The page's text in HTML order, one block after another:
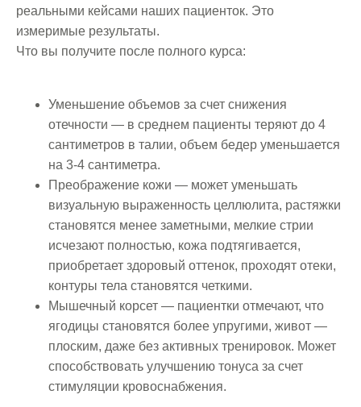
реальными кейсами наших пациенток. Это
измеримые результаты.
Что вы получите после полного курса:
Уменьшение объемов за счет снижения
отечности — в среднем пациенты теряют до 4
сантиметров в талии, объем бедер уменьшается
на 3-4 сантиметра.
Преображение кожи — может уменьшать
визуальную выраженность целлюлита, растяжки
становятся менее заметными, мелкие стрии
исчезают полностью, кожа подтягивается,
приобретает здоровый оттенок, проходят отеки,
контуры тела становятся четкими.
Мышечный корсет — пациентки отмечают, что
ягодицы становятся более упругими, живот —
плоским, даже без активных тренировок. Может
способствовать улучшению тонуса за счет
стимуляции кровоснабжения.